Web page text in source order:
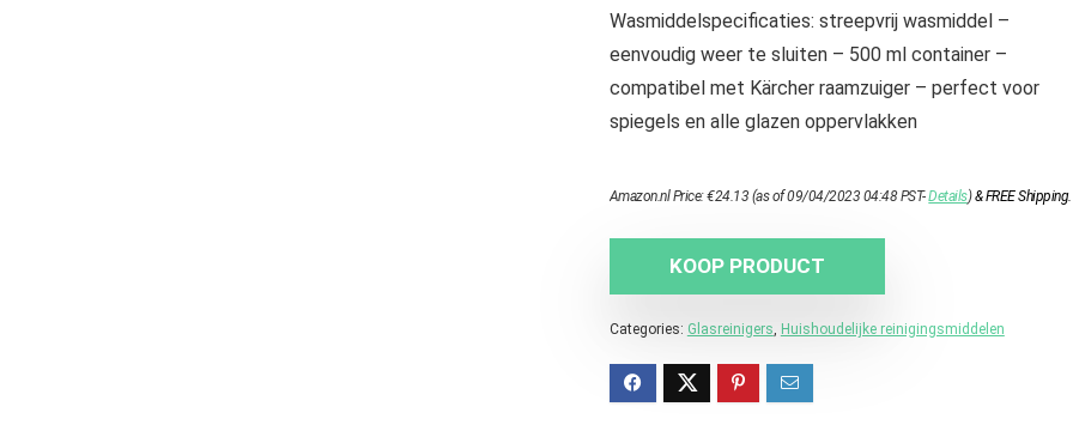
Wasmiddelspecificaties: streepvrij wasmiddel –
eenvoudig weer te sluiten – 500 ml container –
compatibel met Kärcher raamzuiger – perfect voor
spiegels en alle glazen oppervlakken
Amazon.nl Price:€24.13 (as of 09/04/2023 04:48 PST-Details)&FREE Shipping.
KOOP PRODUCT
Categories: Glasreinigers, Huishoudelijke reinigingsmiddelen